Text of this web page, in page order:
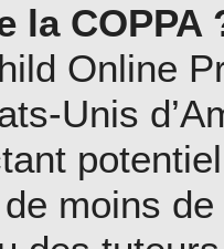
la COPPA
Online
Unis
moins